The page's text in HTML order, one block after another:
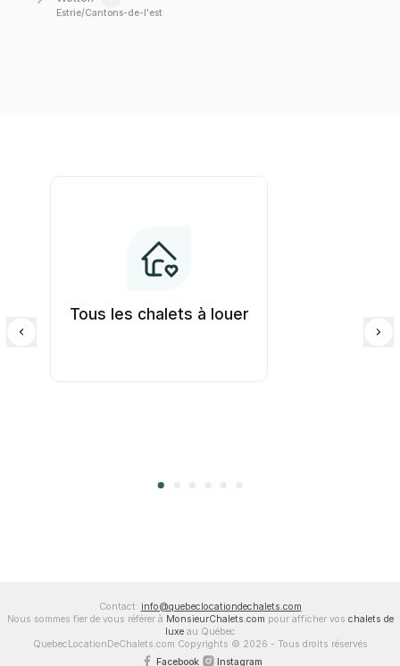
Estrie/Cantons-de-l'est
Tous les chalets à louer
Contact: info@quebeclocationdechalets.com
Nous sommes fier de vous référer à MonsieurChalets.com pour afficher vos chalets de
luxeau Québec
QuebecLocationDeChalets.com Copyrights © 2026 - Tous droits réservés
Facebook
Instagram